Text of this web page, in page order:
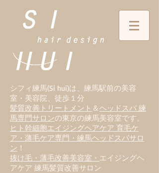
シフィ練馬(Si hui)は、 練馬駅前の美容
室・美容院、徒歩１分
髪質改善トリートメント ＆ヘッドスパ 練
馬専門サロンの東京の練馬美容室です。
ヒト幹細胞エイジングヘアケア 育毛ケ
ア・薄毛ケア専門・練馬ヘッドスパサロ
ン ！
抜け毛・薄毛改善美容室・ エイジングヘ
アケア 練馬髪質改善サロン